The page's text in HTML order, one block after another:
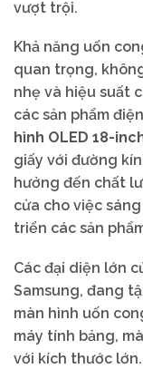
vượt trội.
Khả năng uốn
quan trọng,
nhẹ và hiệu suất
các sản phẩm
hình OLED 18-
giấy với đường
hưởng đến chất
cửa cho việc
triển các sản
Các đại diện lớn
Samsung, đang
màn hình uốn
máy tính bảng,
với kích thước